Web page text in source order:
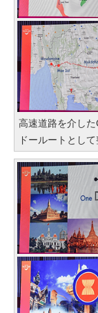
高速道路を介し
ドールートとし